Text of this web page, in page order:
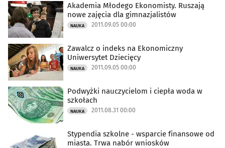
Akademia Młodego Ekonomisty. Ruszają
nowe zajęcia dla gimnazjalistów
NAUKA 2011.09.05 00:00
Zawalcz o indeks na Ekonomiczny
Uniwersytet Dziecięcy
NAUKA 2011.09.05 00:00
Podwyżki nauczycielom i ciepła woda w
szkołach
NAUKA 2011.08.31 00:00
Stypendia szkolne - wsparcie finansowe od
miasta. Trwa nabór wniosków